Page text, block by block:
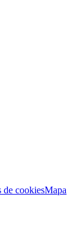
de cookiesMapa